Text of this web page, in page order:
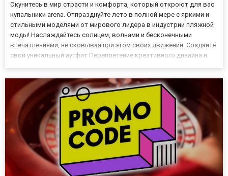
Окунитесь в мир страсти и комфорта, который откроют для вас
купальники arena. Отпразднуйте лето в полной мере с яркими и
стильными моделями от мирового лидера в индустрии пляжной
моды! Наслаждайтесь солнцем, волнами и бесконечными
впечатлениями, не сковывая при этом своих движений. Создайте
свой уникальный аутфит Переплетение креативного дизайна и